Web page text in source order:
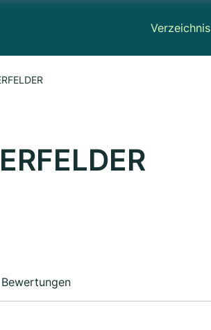
Verzeichnis
Bewertungen